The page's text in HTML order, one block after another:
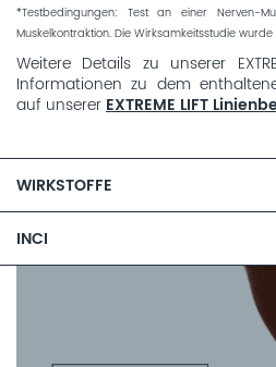
*Testbedingungen: Test an einer Nerven-
Muskelkontraktion. Die Wirksamkeitsstudie
Weitere Details zu unserer
Informationen zu dem
auf unsererEXTREME LIFT
WIRKSTOFFE
INCI